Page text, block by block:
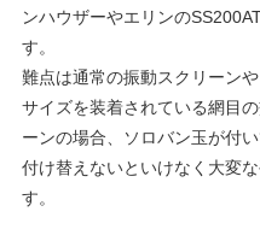
ンハウザーやエリンの
す。
難点は通常の振動スクリーン
サイズを装着されている網目
ーンの場合、ソロバン玉が付
付け替えないといけなく大変
す。